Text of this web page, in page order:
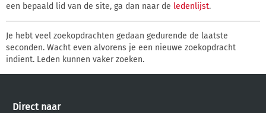
een bepaald lid van de site, ga dan naar de ledenlijst.
Je hebt veel zoekopdrachten gedaan gedurende de laatste
seconden. Wacht even alvorens je een nieuwe zoekopdracht
indient. Leden kunnen vaker zoeken.
Direct naar